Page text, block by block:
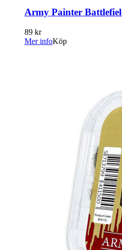
Army Painter
89 kr
Mer infoKöp